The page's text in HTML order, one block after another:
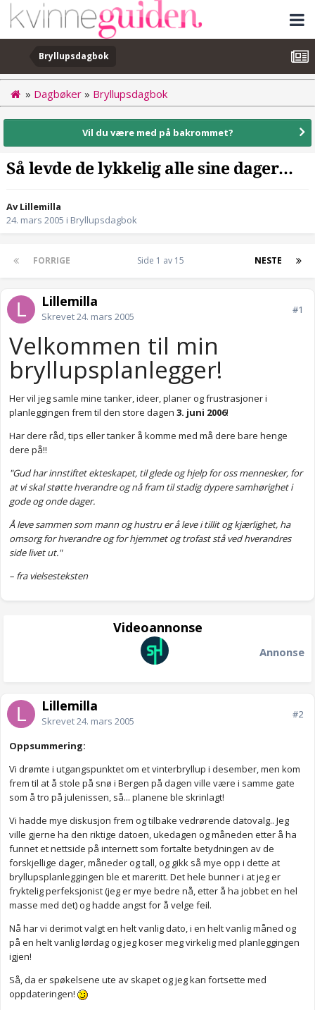
Bryllupsdagbok
» Dagbøker » Bryllupsdagbok
Vil du være med på bakrommet?
Så levde de lykkelig alle sine dager...
Av Lillemilla
24. mars 2005 i Bryllupsdagbok
FORRIGE NESTE
Side 1 av 15
Lillemilla
Skrevet24. mars 2005
#1
Velkommen til min
bryllupsplanlegger!
Her vil jeg samle mine tanker, ideer, planer og frustrasjoner i
planleggingen frem til den store dagen 3. juni 2006!
Har dere råd, tips eller tanker å komme med må dere bare henge
dere på!!
"Gud har innstiftet ekteskapet, til glede og hjelp for oss mennesker, for
at vi skal støtte hverandre og nå fram til stadig dypere samhørighet i
gode og onde dager.
Å leve sammen som mann og hustru er å leve i tillit og kjærlighet, ha
omsorg for hverandre og for hjemmet og trofast stå ved hverandres
side livet ut."
– fra vielsesteksten
Videoannonse
Annonse
Lillemilla
Skrevet24. mars 2005
#2
Oppsummering:
Vi drømte i utgangspunktet om et vinterbryllup i desember, men kom
frem til at å stole på snø i Bergen på dagen ville være i samme gate
som å tro på julenissen, så... planene ble skrinlagt!
Vi hadde mye diskusjon frem og tilbake vedrørende datovalg.. Jeg
ville gjerne ha den riktige datoen, ukedagen og måneden etter å ha
funnet et nettside på internett som fortalte betydningen av de
forskjellige dager, måneder og tall, og gikk så mye opp i dette at
bryllupsplanleggingen ble et mareritt. Det hele bunner i at jeg er
fryktelig perfeksjonist (jeg er mye bedre nå, etter å ha jobbet en hel
masse med det) og hadde angst for å velge feil.
Nå har vi derimot valgt en helt vanlig dato, i en helt vanlig måned og
på en helt vanlig lørdag og jeg koser meg virkelig med planleggingen
igjen!
Så, da er spøkelsene ute av skapet og jeg kan fortsette med
oppdateringen!